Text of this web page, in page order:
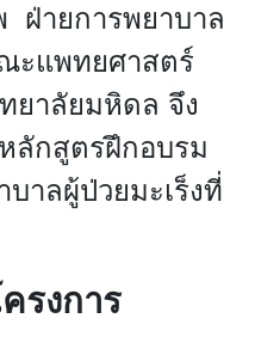
ฝ่ายการพยาบาล
ะแพทยศาสตร์
ยาลัยมหิดล จึง
ลักสูตรฝึกอบรม
าลผู้ป่วยมะเร็งที่
รงการ